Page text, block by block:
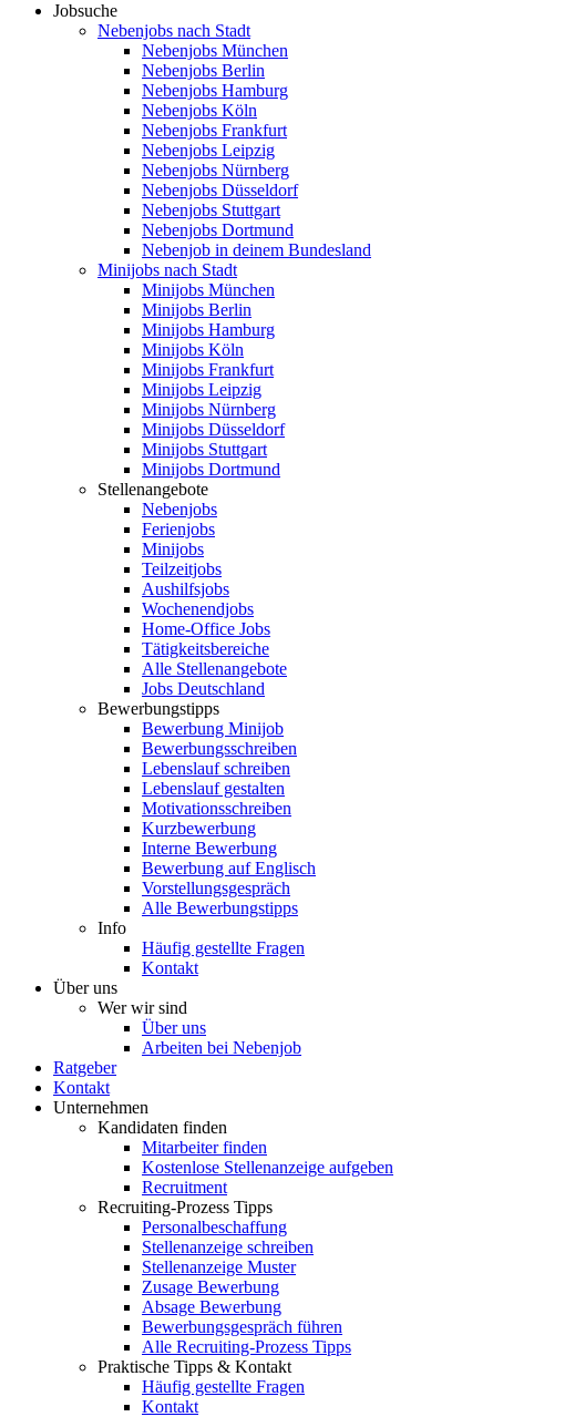
Jobsuche
Nebenjobs nach Stadt
Nebenjobs München
Nebenjobs Berlin
Nebenjobs Hamburg
Nebenjobs Köln
Nebenjobs Frankfurt
Nebenjobs Leipzig
Nebenjobs Nürnberg
Nebenjobs Düsseldorf
Nebenjobs Stuttgart
Nebenjobs Dortmund
Nebenjob in deinem Bundesland
Minijobs nach Stadt
Minijobs München
Minijobs Berlin
Minijobs Hamburg
Minijobs Köln
Minijobs Frankfurt
Minijobs Leipzig
Minijobs Nürnberg
Minijobs Düsseldorf
Minijobs Stuttgart
Minijobs Dortmund
Stellenangebote
Nebenjobs
Ferienjobs
Minijobs
Teilzeitjobs
Aushilfsjobs
Wochenendjobs
Home-Office Jobs
Tätigkeitsbereiche
Alle Stellenangebote
Jobs Deutschland
Bewerbungstipps
Bewerbung Minijob
Bewerbungsschreiben
Lebenslauf schreiben
Lebenslauf gestalten
Motivationsschreiben
Kurzbewerbung
Interne Bewerbung
Bewerbung auf Englisch
Vorstellungsgespräch
Alle Bewerbungstipps
Info
Häufig gestellte Fragen
Kontakt
Über uns
Wer wir sind
Über uns
Arbeiten bei Nebenjob
Ratgeber
Kontakt
Unternehmen
Kandidaten finden
Mitarbeiter finden
Kostenlose Stellenanzeige aufgeben
Recruitment
Recruiting-Prozess Tipps
Personalbeschaffung
Stellenanzeige schreiben
Stellenanzeige Muster
Zusage Bewerbung
Absage Bewerbung
Bewerbungsgespräch führen
Alle Recruiting-Prozess Tipps
Praktische Tipps & Kontakt
Häufig gestellte Fragen
Kontakt